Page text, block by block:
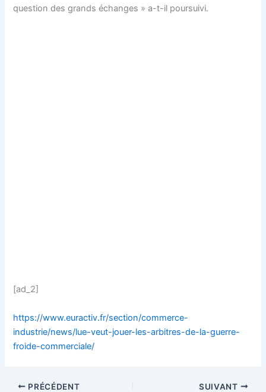
question des grands échanges » a-t-il poursuivi.
[ad_2]
https://www.euractiv.fr/section/commerce-
industrie/news/lue-veut-jouer-les-arbitres-de-la-guerre-
froide-commerciale/
PRÉCÉDENT SUIVANT